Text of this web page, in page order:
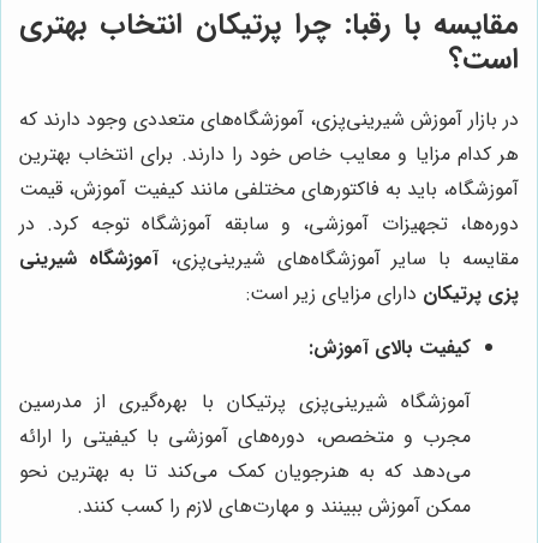
مقایسه با رقبا: چرا پرتیکان انتخاب بهتری
است؟
در بازار آموزش شیرینی‌پزی، آموزشگاه‌های متعددی وجود دارند که
هر کدام مزایا و معایب خاص خود را دارند. برای انتخاب بهترین
آموزشگاه، باید به فاکتور‌های مختلفی مانند کیفیت آموزش، قیمت
دوره‌ها، تجهیزات آموزشی، و سابقه آموزشگاه توجه کرد. در
مقایسه با سایر آموزشگاه‌های شیرینی‌پزی،آموزشگاه شیرینی
پزی پرتیکان دارای مزایای زیر است:
کیفیت بالای آموزش:
آموزشگاه شیرینی‌پزی پرتیکان با بهره‌گیری از مدرسین
مجرب و متخصص، دوره‌های آموزشی با کیفیتی را ارائه
می‌دهد که به هنرجویان کمک می‌کند تا به بهترین نحو
ممکن آموزش ببینند و مهارت‌های لازم را کسب کنند.